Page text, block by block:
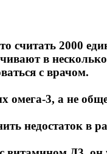
считать 2000
в
с врачом.
омега-3, а не
недостаток в